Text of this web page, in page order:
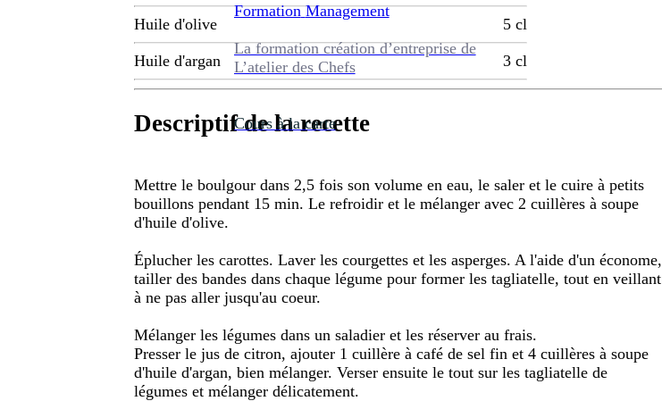
Formation Management
La formation création d’entreprise de
L’atelier des Chefs
Cours à la carte
Huile d'olive 5 cl
Huile d'argan 3 cl
Descriptif de la recette
Mettre le boulgour dans 2,5 fois son volume en eau, le saler et le cuire à petits
bouillons pendant 15 min. Le refroidir et le mélanger avec 2 cuillères à soupe
d'huile d'olive.
Éplucher les carottes. Laver les courgettes et les asperges. A l'aide d'un économe,
tailler des bandes dans chaque légume pour former les tagliatelle, tout en veillant
à ne pas aller jusqu'au coeur.
Mélanger les légumes dans un saladier et les réserver au frais.
Presser le jus de citron, ajouter 1 cuillère à café de sel fin et 4 cuillères à soupe
d'huile d'argan, bien mélanger. Verser ensuite le tout sur les tagliatelle de
légumes et mélanger délicatement.